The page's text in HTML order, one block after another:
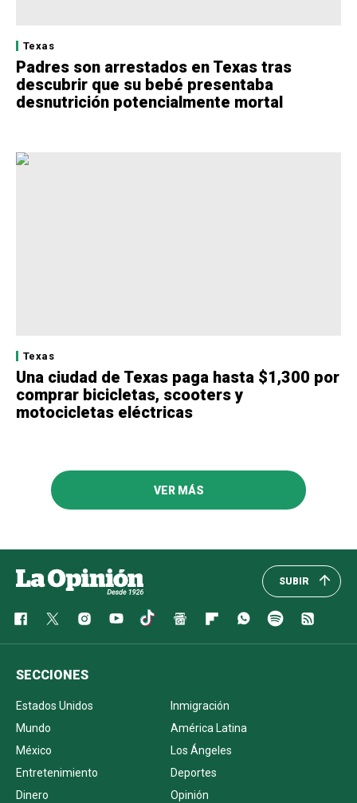
Texas
Padres son arrestados en Texas tras
descubrir que su bebé presentaba
desnutrición potencialmente mortal
Texas
Una ciudad de Texas paga hasta $1,300 por
comprar bicicletas, scooters y
motocicletas eléctricas
VER MÁS
SUBIR
SECCIONES
Estados Unidos
Inmigración
Mundo
América Latina
México
Los Ángeles
Entretenimiento
Deportes
Dinero
Opinión